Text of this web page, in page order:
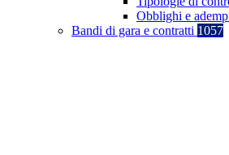
Obblighi e
Bandi di gara e contratti 1057